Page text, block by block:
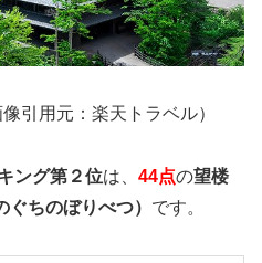
像引用元：楽天トラベル）
ング第２位は、 44点の望楼
ちのぼりべつ） です。